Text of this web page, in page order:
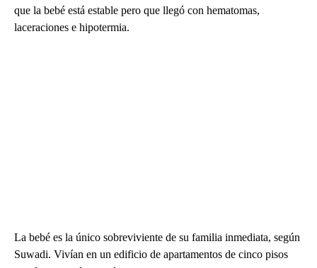
que la bebé está estable pero que llegó con hematomas,
laceraciones e hipotermia.
La bebé es la único sobreviviente de su familia inmediata, según
Suwadi. Vivían en un edificio de apartamentos de cinco pisos